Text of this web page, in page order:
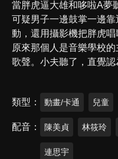
當胖虎逼大雄和哆啦A夢
可疑男子一邊鼓掌一邊
動，還用攝影機把胖虎唱
原來那個人是音樂學校
歌聲。小夫聽了，直覺
類型 動畫/卡通 兒童
配音 陳美貞 林筱玲
連思宇